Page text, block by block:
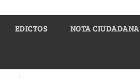
EDICTOS NOTA CIUDADANA